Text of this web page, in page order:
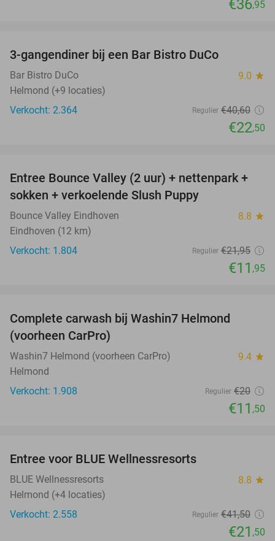
€36,95
3-gangendiner bij een Bar Bistro DuCo
Bar Bistro DuCo 9.0 star
Helmond (+9 locaties)
Verkocht: 2.364
Regulier €40,60
€22,50
46%
Entree Bounce Valley (2 uur) + nettenpark +
sokken + verkoelende Slush Puppy
Bounce Valley Eindhoven 8.8 star
Eindhoven (12 km)
Verkocht: 1.804
Regulier €21,95
€11 ,95
Complete carwash bij Washin7 Helmond
(voorheen CarPro)
Washin7 Helmond (voorheen CarPro) 9.4 star
Helmond
Verkocht: 1.908
Regulier €20
€11 ,50
Entree voor BLUE Wellnessresorts
BLUE Wellnessresorts 8.8 star
Helmond (+4 locaties)
Verkocht: 2.558
Regulier €41,50
€21 ,50